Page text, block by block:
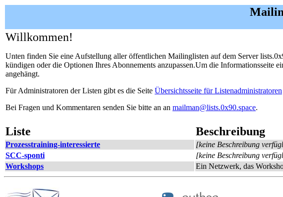
Willkommen!
Unten finden Sie eine Aufstellung aller öffentlichen Mailinglisten auf dem Server
kündigen oder die Optionen Ihres Abonnements anzupassen.Um die Informationsseite
angehängt.
Für Administratoren der Listen gibt es die Seite Übersichtsseite für Listenadministratoren
Bei Fragen und Kommentaren senden Sie bitte an an mailman@lists.0x90.space.
Liste Beschreibung
Prozesstraining-interessierte
[keine Beschreibung
SCC-sponti
[keine Beschreibung
Workshops
Ein Netzwerk, das